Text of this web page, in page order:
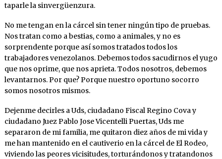
taparle la sinvergüenzura.
No me tengan en la cárcel sin tener ningún tipo de pruebas.
Nos tratan como a bestias, como a animales, y no es
sorprendente porque así somos tratados todos los
trabajadores venezolanos. Debemos todos sacudirnos el yugo
que nos oprime, que nos aprieta. Todos nosotros, debemos
levantarnos. Por que? Porque nuestro oportuno socorro
somos nosotros mismos.
Dejenme decirles a Uds, ciudadano Fiscal Regino Cova y
ciudadano Juez Pablo Jose Vicentelli Puertas, Uds me
separaron de mi familia, me quitaron diez años de mi vida y
me han mantenido en el cautiverio en la cárcel de El Rodeo,
viviendo las peores vicisitudes, torturándonos y tratandonos